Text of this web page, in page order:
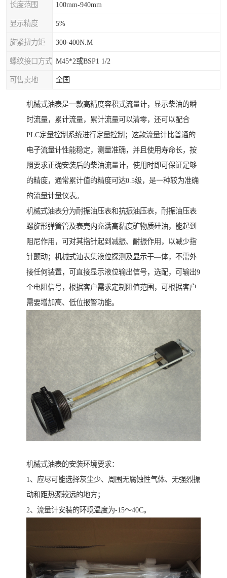
长度范围 100mm-940mm
显示精度 5%
旋紧扭力矩 300-400N.M
螺纹接口方式 M45*2或BSP1 1/2
可售卖地 全国
机械式油表是一款高精度容积式流量计，显示柴油的瞬
时流量，累计流量，累计流量可以清零，还可以配合
PLC定量控制系统进行定量控制；这款流量计比普通的
电子流量计性能稳定，测量准确，并且使用寿命长，按
照要求正确安装后的柴油流量计，使用时即可保证足够
的精度，通常累计值的精度可达0.5级，是一种较为准确
的流量计量仪表。
机械式油表分为耐振油压表和抗振油压表，耐振油压表
螺旋形弹簧管及表壳内充满高黏度矿物质硅油，能起到
阻尼作用，可对其指针起到减振、耐振作用，以减少指
针颤动；机械式油表集液位探测及显示于—体，不需外
接任何装置，可直接显示液位输出信号，选配，可输出9
个电阻信号，根据客户需求定制阻值范围，可根据客户
需要增加高、低位报警功能。
机械式油表的安装环境要求：
1、应尽可能选择灰尘少、周围无腐蚀性气体、无强烈振
动和距热源较远的地方；
2、流量计安装的环境温度为-15～40C。